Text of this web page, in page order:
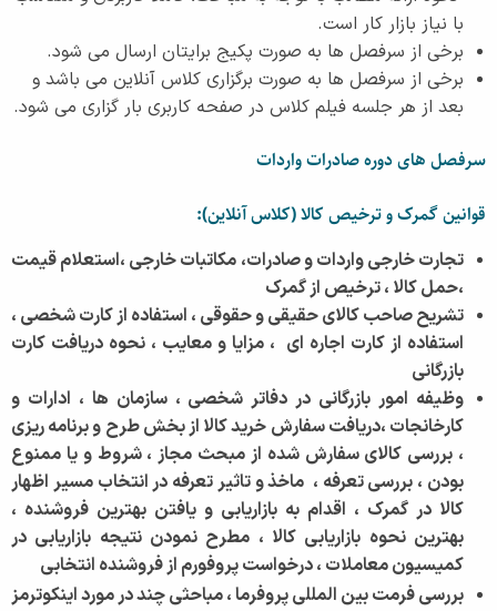
با نیاز بازار کار است.
برخی از سرفصل ها به صورت پکیج برایتان ارسال می شود.
برخی از سرفصل ها به صورت برگزاری کلاس آنلاین می باشد و
بعد از هر جلسه فیلم کلاس در صفحه کاربری بار گزاری می شود.
سرفصل های دوره صادرات واردات
قوانین گمرک و ترخیص کالا (کلاس آنلاین):
تجارت خارجی واردات و صادرات، مکاتبات خارجی ،استعلام قیمت
،حمل کالا ، ترخیص از گمرک
تشریح صاحب کالای حقیقی و حقوقی ، استفاده از کارت شخصی ،
استفاده از کارت اجاره ای ، مزایا و معایب ، نحوه دریافت کارت
بازرگانی
وظیفه امور بازرگانی در دفاتر شخصی ، سازمان ها ، ادارات و
کارخانجات ،دریافت سفارش خرید کالا از بخش طرح و برنامه ریزی
، بررسی کالای سفارش شده از مبحث مجاز ، شروط و یا ممنوع
بودن ، بررسی تعرفه ، ماخذ و تاثیر تعرفه در انتخاب مسیر اظهار
کالا در گمرک ، اقدام به بازاریابی و یافتن بهترین فروشنده ،
بهترین نحوه بازاریابی کالا ، مطرح نمودن نتیجه بازاریابی در
کمیسیون معاملات ، درخواست پروفورم از فروشنده انتخابی
بررسی فرمت بین المللی پروفرما ، مباحثی چند در مورد اینکوترمز